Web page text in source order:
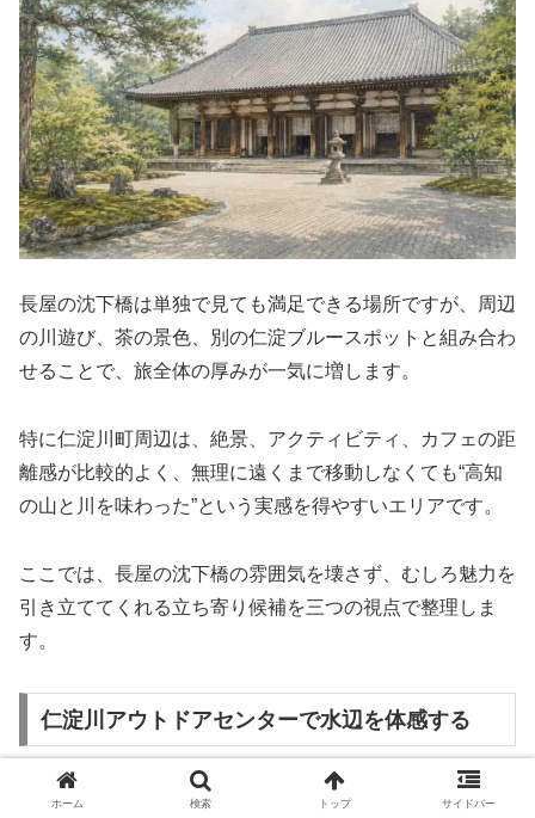
長屋の沈下橋は単独で見ても満足できる場所ですが、周辺
の川遊び、茶の景色、別の仁淀ブルースポットと組み合わ
せることで、旅全体の厚みが一気に増します。
特に仁淀川町周辺は、絶景、アクティビティ、カフェの距
離感が比較的よく、無理に遠くまで移動しなくても“高知
の山と川を味わった”という実感を得やすいエリアです。
ここでは、長屋の沈下橋の雰囲気を壊さず、むしろ魅力を
引き立ててくれる立ち寄り候補を三つの視点で整理しま
す。
仁淀川アウトドアセンターで水辺を体感する
長屋の沈下橋を“見る景色”として楽しんだあとに、同じ長
ホーム 検索 トップ サイドバー